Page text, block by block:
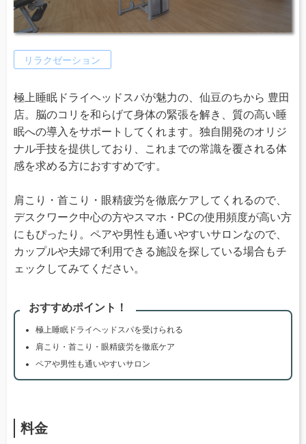
リラクゼーション
極上睡眠ドライヘッドスパが魅力の、仙豆のちから 豊田
店。脳のコリを和らげて身体の緊張を解き、質の高い睡
眠への導入をサポートしてくれます。独自開発のオリジ
ナル手技を提供しており、これまでの常識を覆される体
感を求める方におすすめです。
肩こり・首こり・眼精疲労を徹底ケアしてくれるので、
デスクワーク中心の方やスマホ・PCの使用頻度が高い方
にもぴったり。ペアや男性も通いやすいサロンなので、
カップルや夫婦で利用できる施設を探している場合もチ
ェックしてみてください。
おすすめポイント！
極上睡眠ドライヘッドスパを受けられる
肩こり・首こり・眼精疲労を徹底ケア
ペアや男性も通いやすいサロン
料金